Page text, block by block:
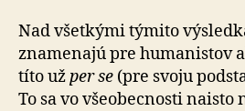
Nad všetkými týmito
zna­me­na­jú pre humanistov
títo užper se (pre svoju
To sa vo všeobecnosti na­isto